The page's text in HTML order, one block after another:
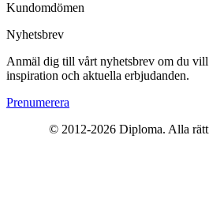
Kundomdömen
Nyhetsbrev
Anmäl dig till vårt nyhetsbrev om du vill
inspiration och aktuella erbjudanden.
Prenumerera
© 2012-2026 Diploma. Alla